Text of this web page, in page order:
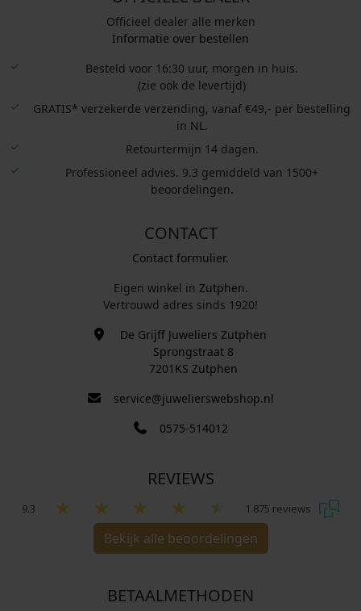
Officieel dealer alle merken
Informatie over bestellen
Besteld voor 16:30 uur, morgen in huis.
(zie ook de levertijd)
GRATIS* verzekerde verzending, vanaf €49,- per bestelling
in NL.
Retourtermijn 14 dagen.
Professioneel advies. 9.3 gemiddeld van 1500+
beoordelingen.
CONTACT
Contact formulier.
Eigen winkel in Zutphen.
Vertrouwd adres sinds 1920!
De Grijff Juweliers Zutphen
Sprongstraat 8
7201KS Zutphen
service@juwelierswebshop.nl
0575-514012
REVIEWS
9.3 1.875 reviews
Bekijk alle beoordelingen
BETAALMETHODEN